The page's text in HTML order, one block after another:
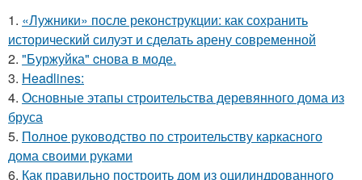
1. «Лужники» после реконструкции: как сохранить
исторический силуэт и сделать арену современной
2. "Буржуйка" cнова в моде.
3. Headlines:
4. Основные этапы строительства деревянного дома из
бруса
5. Полное руководство по строительству каркасного
дома своими руками
6. Как правильно построить дом из оцилиндрованного